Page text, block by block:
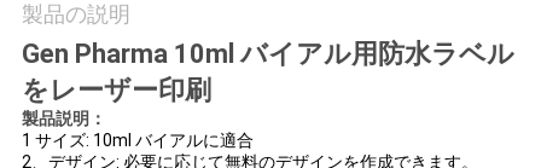
絡
し
な
製品の説明
Gen Pharma 10ml バイアル用防水ラベル
をレーザー印刷
製品説明：
1 サイズ: 10ml バイアルに適合
2、デザイン: 必要に応じて無料のデザインを作成できます。